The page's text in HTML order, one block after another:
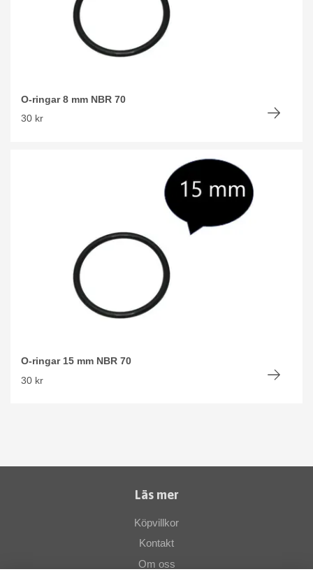
O-ringar 8 mm NBR 70
30 kr
O-ringar 15 mm NBR 70
30 kr
Läs mer
Köpvillkor
Kontakt
Om oss